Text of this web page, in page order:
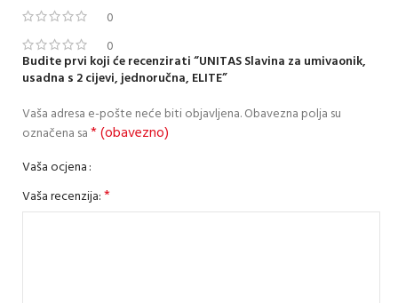
0
0
Budite prvi koji će recenzirati “UNITAS Slavina za umivaonik,
usadna s 2 cijevi, jednoručna, ELITE”
Vaša adresa e-pošte neće biti objavljena.Obavezna polja su
označena sa* (obavezno)
Vaša ocjena
Vaša recenzija:*